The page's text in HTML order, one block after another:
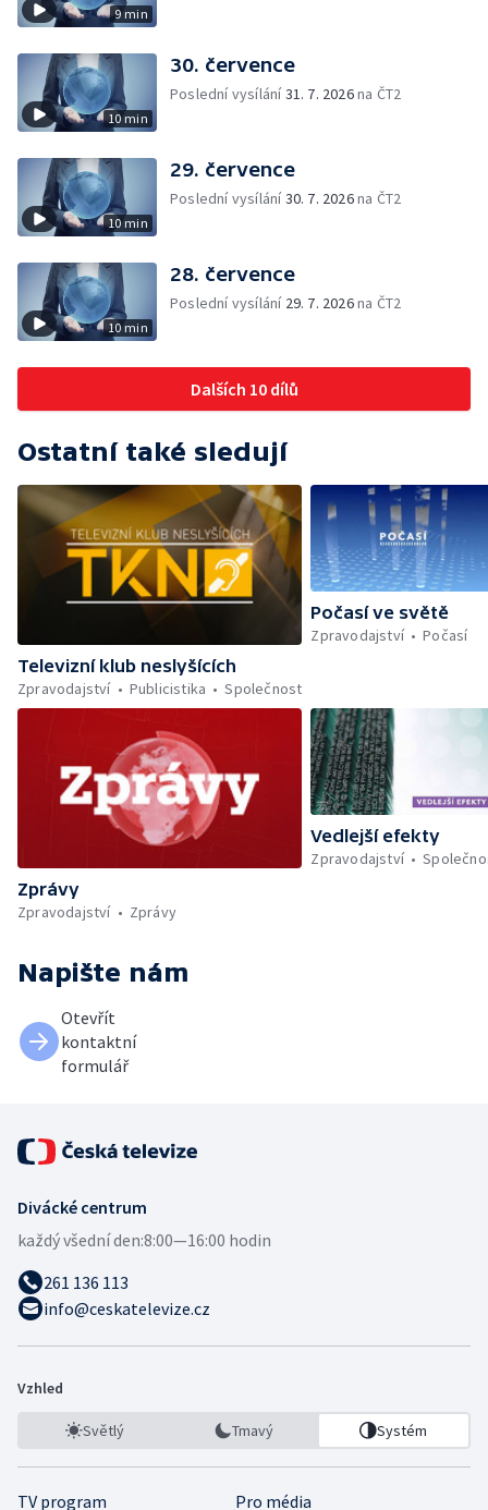
9 min
10 min
30. července
Poslední vysílání31. 7. 2026na ČT2
10 min
29. července
Poslední vysílání30. 7. 2026na ČT2
10 min
28. července
Poslední vysílání 29. 7. 2026na ČT2
Dalších 10 dílů
Ostatní také sledují
Televizní klub neslyšících
Zpravodajství
Publicistika Společnost
Počasí ve světě
Zpravodajství
Počasí
Zprávy
Zpravodajství
Zprávy
Vedlejší efekty
Zpravodajství
Napište nám
Otevřít
kontaktní
formulář
Divácké centrum
každý všední den:8:00—16:00 hodin
261 136 113
info@ceskatelevize.cz
Vzhled
Světlý Tmavý Systém
TV program Pro média